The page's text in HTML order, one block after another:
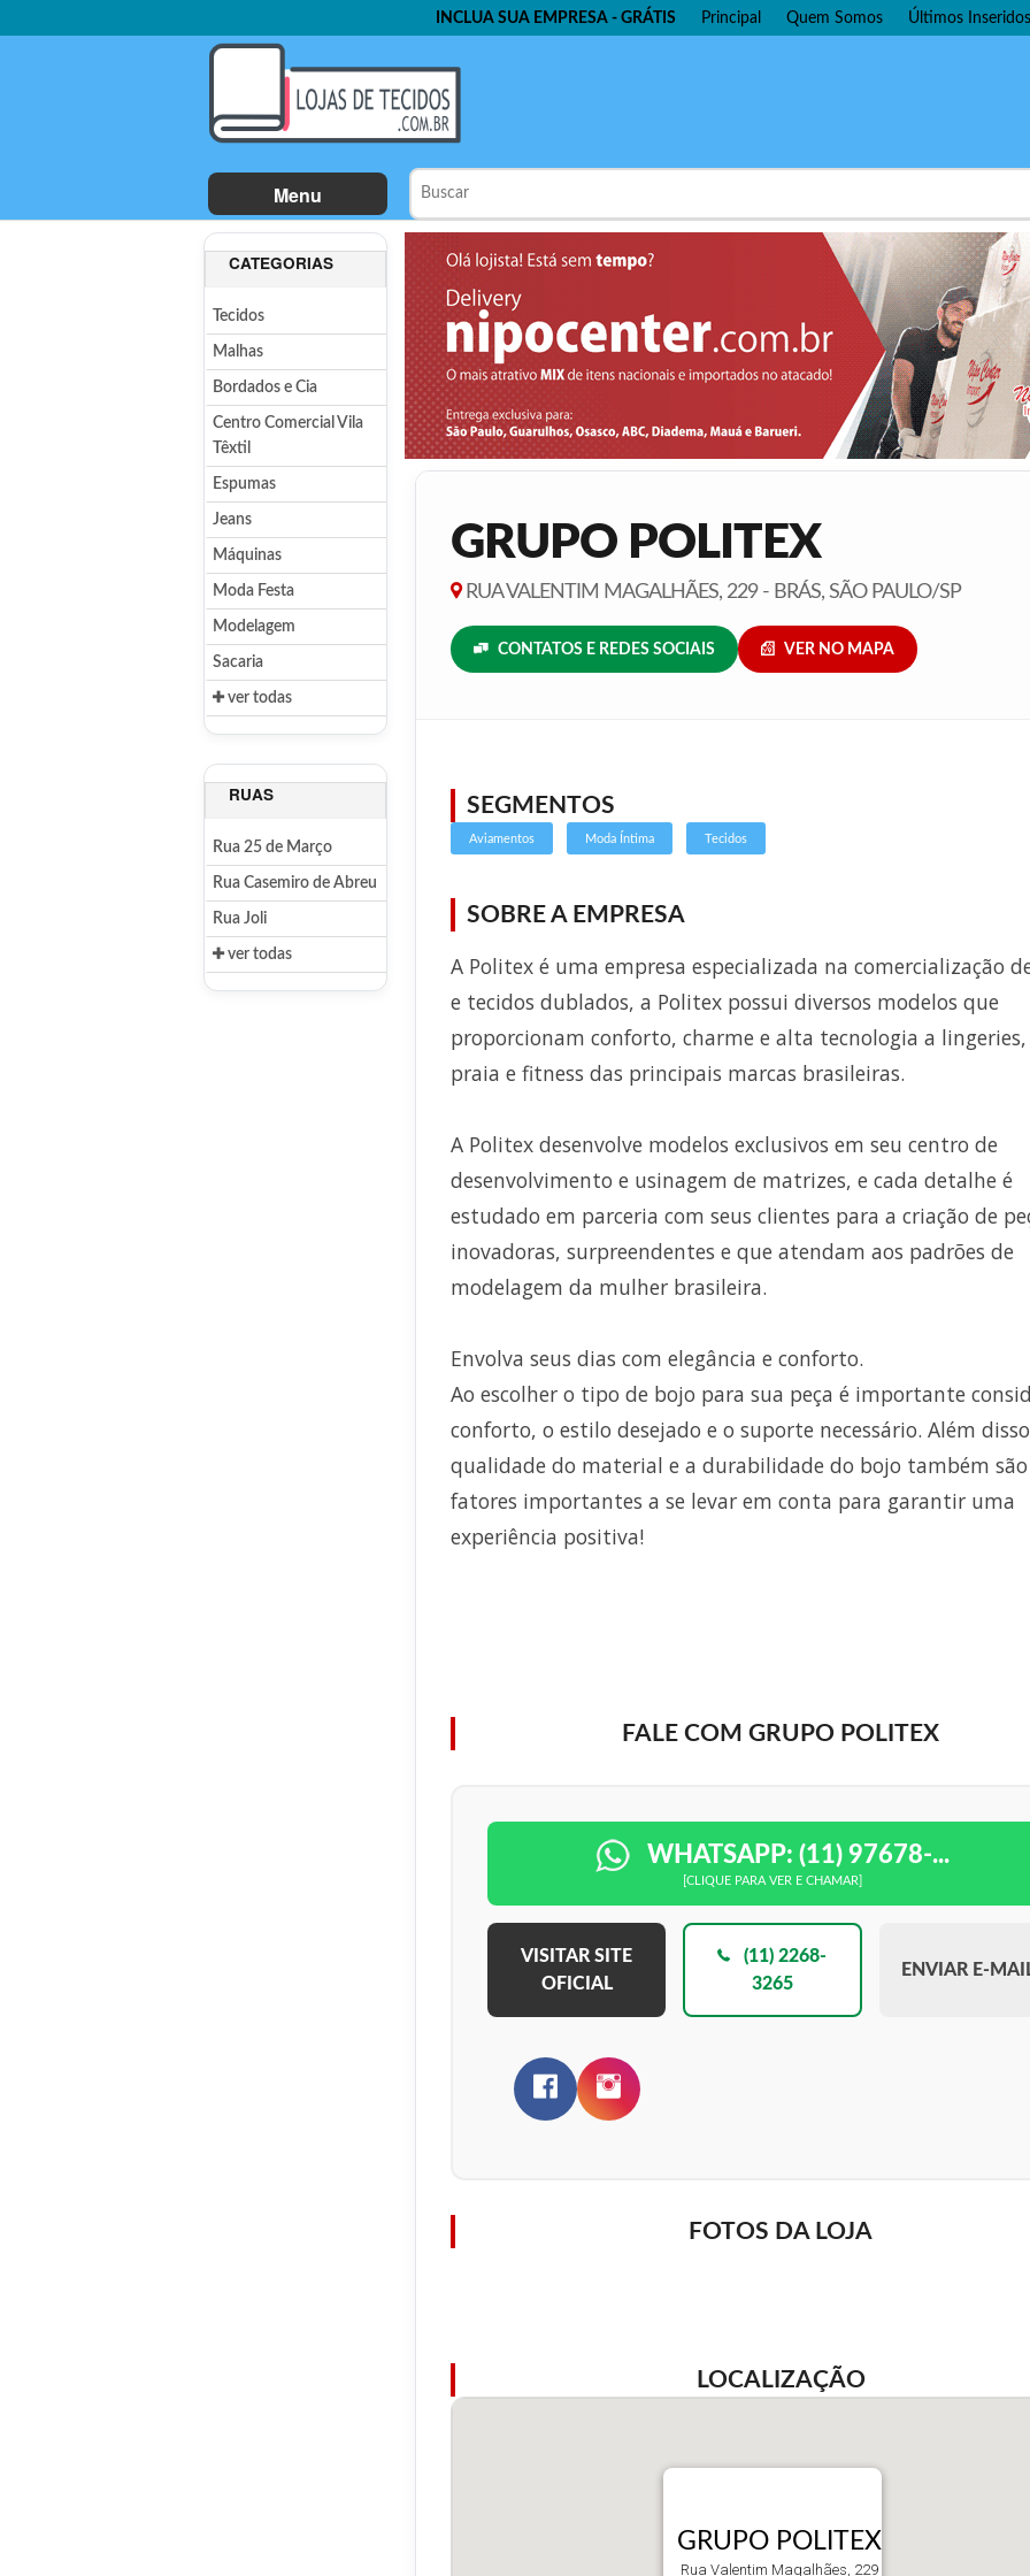
INCLUA SUA EMPRESA - GRÁTIS Principal Quem Somos Últimos
Menu
CATEGORIAS
Tecidos
Malhas
Bordados e Cia
Centro Comercial Vila
Têxtil
Espumas
Jeans
Máquinas
Moda Festa
Modelagem
Sacaria
ver todas
RUAS
Rua 25 de Março
Rua Casemiro de Abreu
Rua Joli
ver todas
GRUPO POLITEX
RUA VALENTIM MAGALHÃES, 229 - BRÁS, SÃO PAULO/SP
CONTATOS E REDES SOCIAIS VER NO MAPA
SEGMENTOS
Aviamentos Moda Íntima Tecidos
SOBRE A EMPRESA
A Politex é uma empresa especializada na comercialização
e tecidos dublados, a Politex possui diversos modelos que
proporcionam conforto, charme e alta tecnologia a
praia e fitness das principais marcas brasileiras.
A Politex desenvolve modelos exclusivos em seu centro de
desenvolvimento e usinagem de matrizes, e cada detalhe é
estudado em parceria com seus clientes para a criação de
inovadoras, surpreendentes e que atendam aos padrões de
modelagem da mulher brasileira.
Envolva seus dias com elegância e conforto.
Ao escolher o tipo de bojo para sua peça é importante
conforto, o estilo desejado e o suporte necessário. Além
qualidade do material e a durabilidade do bojo também são
fatores importantes a se levar em conta para garantir uma
experiência positiva!
FALE COM GRUPO POLITEX
WHATSAPP: (11) 97678-...
[CLIQUE PARA VER E CHAMAR]
VISITAR SITE
OFICIAL
(11) 2268-
3265
ENVIAR E-
FOTOS DA LOJA
LOCALIZAÇÃO
GRUPO POLITEX
Rua Valentim Magalhães, 229